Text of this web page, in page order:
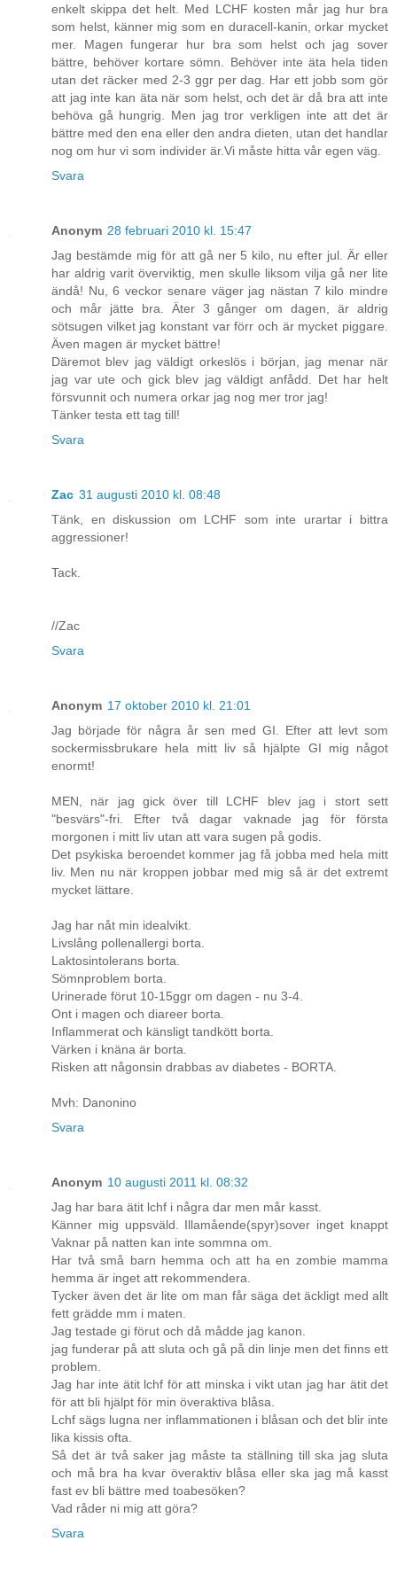
enkelt skippa det helt. Med LCHF kosten mår jag hur bra
som helst, känner mig som en duracell-kanin, orkar mycket
mer. Magen fungerar hur bra som helst och jag sover
bättre, behöver kortare sömn. Behöver inte äta hela tiden
utan det räcker med 2-3 ggr per dag. Har ett jobb som gör
att jag inte kan äta när som helst, och det är då bra att inte
behöva gå hungrig. Men jag tror verkligen inte att det är
bättre med den ena eller den andra dieten, utan det handlar
nog om hur vi som individer är.Vi måste hitta vår egen väg.
Svara
Anonym 28 februari 2010 kl. 15:47
Jag bestämde mig för att gå ner 5 kilo, nu efter jul. Är eller
har aldrig varit överviktig, men skulle liksom vilja gå ner lite
ändå! Nu, 6 veckor senare väger jag nästan 7 kilo mindre
och mår jätte bra. Äter 3 gånger om dagen, är aldrig
sötsugen vilket jag konstant var förr och är mycket piggare.
Även magen är mycket bättre!
Däremot blev jag väldigt orkeslös i början, jag menar när
jag var ute och gick blev jag väldigt anfådd. Det har helt
försvunnit och numera orkar jag nog mer tror jag!
Tänker testa ett tag till!
Svara
Zac 31 augusti 2010 kl. 08:48
Tänk, en diskussion om LCHF som inte urartar i bittra
aggressioner!
Tack.
//Zac
Svara
Anonym 17 oktober 2010 kl. 21:01
Jag började för några år sen med GI. Efter att levt som
sockermissbrukare hela mitt liv så hjälpte GI mig något
enormt!
MEN, när jag gick över till LCHF blev jag i stort sett
"besvärs"-fri. Efter två dagar vaknade jag för första
morgonen i mitt liv utan att vara sugen på godis.
Det psykiska beroendet kommer jag få jobba med hela mitt
liv. Men nu när kroppen jobbar med mig så är det extremt
mycket lättare.
Jag har nåt min idealvikt.
Livslång pollenallergi borta.
Laktosintolerans borta.
Sömnproblem borta.
Urinerade förut 10-15ggr om dagen - nu 3-4.
Ont i magen och diareer borta.
Inflammerat och känsligt tandkött borta.
Värken i knäna är borta.
Risken att någonsin drabbas av diabetes - BORTA.
Mvh: Danonino
Svara
Anonym 10 augusti 2011 kl. 08:32
Jag har bara ätit lchf i några dar men mår kasst.
Känner mig uppsväld. Illamående(spyr)sover inget knappt
Vaknar på natten kan inte sommna om.
Har två små barn hemma och att ha en zombie mamma
hemma är inget att rekommendera.
Tycker även det är lite om man får säga det äckligt med allt
fett grädde mm i maten.
Jag testade gi förut och då mådde jag kanon.
jag funderar på att sluta och gå på din linje men det finns ett
problem.
Jag har inte ätit lchf för att minska i vikt utan jag har ätit det
för att bli hjälpt för min överaktiva blåsa.
Lchf sägs lugna ner inflammationen i blåsan och det blir inte
lika kissis ofta.
Så det är två saker jag måste ta ställning till ska jag sluta
och må bra ha kvar överaktiv blåsa eller ska jag må kasst
fast ev bli bättre med toabesöken?
Vad råder ni mig att göra?
Svara